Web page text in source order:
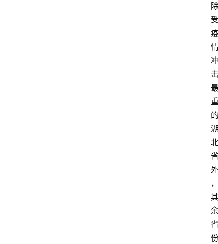
除
受
疫
情
冲
击
最
重
的
湖
北
省
外
，
其
余
省
份